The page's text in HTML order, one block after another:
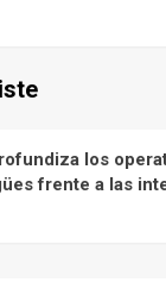
los
frente a las